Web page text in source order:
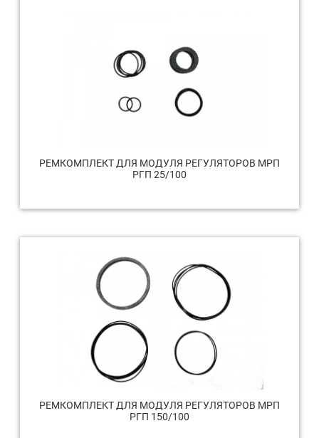
РЕМКОМПЛЕКТ ДЛЯ МОДУЛЯ РЕГУЛЯТОРОВ МРП
РГП 25/100
РЕМКОМПЛЕКТ ДЛЯ МОДУЛЯ РЕГУЛЯТОРОВ МРП
РГП 150/100